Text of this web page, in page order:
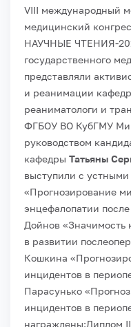
VIII международный
медицинский
НАУЧНЫЕ ЧТЕНИЯ-
государственного
представляли
и реанимации
реаниматологи и
ФГБОУ ВО КубГМУ
руководством
кафедры Татьяны
выступили с
«Прогнозирование
энцефалопатии
Дойнов «Значимость
в развитии
Кошкина
инцидентов в
Парасунько
инцидентов в
награждены:Диплом